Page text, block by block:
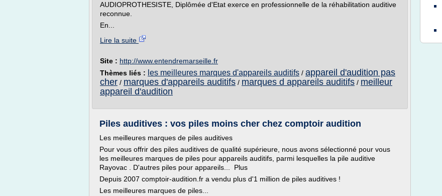
AUDIOPROTHESISTE, Diplômée d'Etat exerce en professionnelle de la réhabilitation auditive
reconnue.
En...
Lire la suite
Site : http://www.entendremarseille.fr
Thèmes liés : les meilleures marques d'appareils auditifs / appareil d'audition pas
cher / marques d'appareils auditifs / marques d appareils auditifs / meilleur
appareil d'audition
Piles auditives : vos piles moins cher chez comptoir audition
Les meilleures marques de piles auditives
Pour vous offrir des piles auditives de qualité supérieure, nous avons sélectionné pour vous
les meilleures marques de piles pour appareils auditifs, parmi lesquelles la pile auditive
Rayovac . D'autres piles pour appareils... Plus
Depuis 2007 comptoir-audition.fr a vendu plus d'1 million de piles auditives !
Les meilleures marques de piles...